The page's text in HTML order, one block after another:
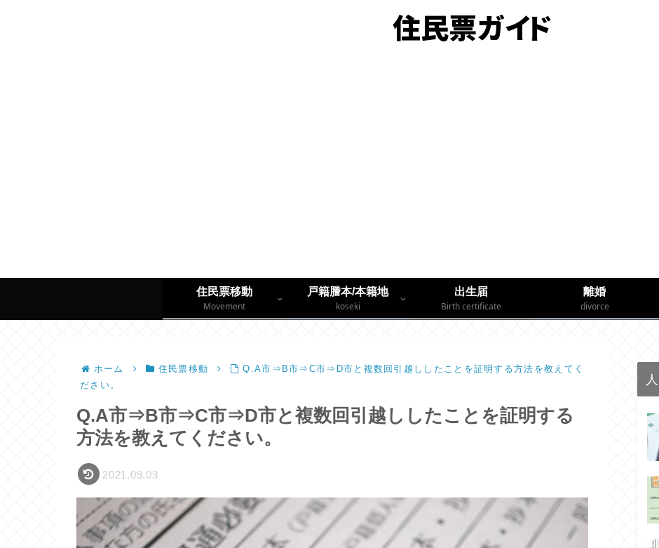
住民票移動
Movement
戸籍謄本/本籍地
koseki
出生届
Birth certificate
離婚
divorce
ホーム 住民票移動
Q.A市⇒B市⇒C市⇒D市と複数回引越ししたことを証明する方法を教えてく
ださい。
Q.A市⇒B市⇒C市⇒D市と複数回引越ししたことを証明する
方法を教えてください。
2021.09.03